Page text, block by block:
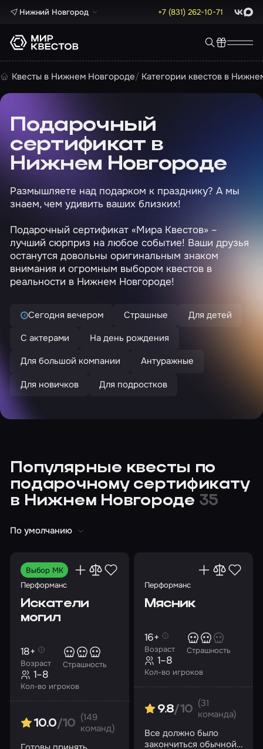
Нижний Новгород +7 (831) 262-10-71 Max
Квесты в Нижнем Новгороде Категории квестов в
Подарочный
сертификат в
Нижнем Новгороде
Размышляете над подарком к празднику? А мы
знаем, чем удивить ваших близких!
Подарочный сертификат «Мира Квестов» –
лучший сюрприз на любое событие! Ваши друзья
останутся довольны оригинальным знаком
внимания и огромным выбором квестов в
реальности в Нижнем Новгороде!
Сегодня вечером Страшные
Для детей
С актерами
На день рождения
Для большой компании
Антуражные
Для новичков
Для подростков
Популярные квесты по
подарочному сертификату
в Нижнем Новгороде 35
По умолчанию
Выбор МК
Перформанс
Искатели
могил
Возраст
18+
Страшность
Кол-во игроков
1–8
10.0/10
(149
команд)
Перформанс
Мясник
Возраст
16+
Страшность
Кол-во игроков
1–8
9.8/10
(31
команда)
Все должно было
закончиться обычной